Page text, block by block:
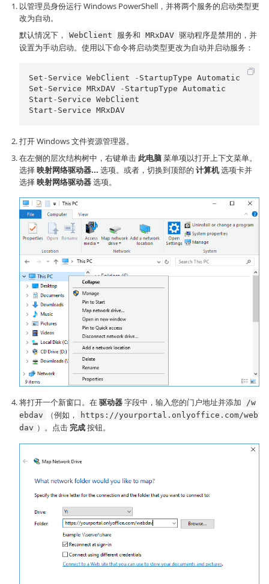
以管理员身份运行 Windows PowerShell，并将两个服务的启动类型更
改为自动。
默认情况下，
WebClient 服务和 MRxDAV 驱动程序是禁用的，并
设置为手动启动。使用以下命令将启动类型更改为自动并启动服务：
Set - Service WebClient - StartupType Automatic
Set - Service MRxDAV - StartupType Automatic
Start - Service WebClient
Start - Service MRxDAV
打开 Windows 文件资源管理器。
在左侧的层次结构树中，右键单击此电脑菜单项以打开上下文菜单。
选择映射网络驱动器... 选项。或者，切换到顶部的 计算机选项卡并
选择映射网络驱动器选项。
将打开一个新窗口。在驱动器字段中，输入您的门户地址并添加
/w
ebdav
（例如，
https://yourportal.onlyoffice.com/web
dav ）。点击完成按钮。